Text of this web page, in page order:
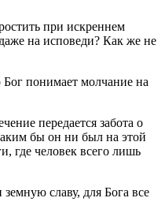
при искреннем
на исповеди? Как же не
Бог понимает молчание на
передается забота о
бы он ни был на этой
где человек всего лишь
славу, для Бога все